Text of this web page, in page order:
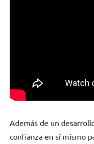
Además de un
confianza en sí mismo